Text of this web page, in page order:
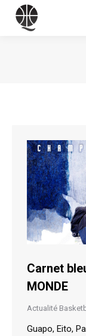
Carnet
MONDE
Actualité
Guapo, Eito,